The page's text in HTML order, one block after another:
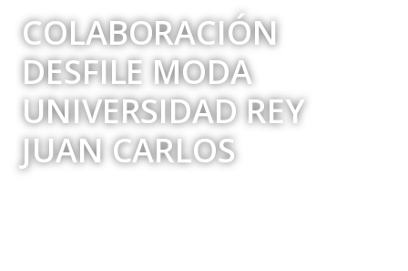
COLABORACIÓN
DESFILE MODA
UNIVERSIDAD REY
JUAN CARLOS